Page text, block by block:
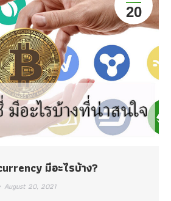
20
มีอะไรบ้าง?
August 20, 2021